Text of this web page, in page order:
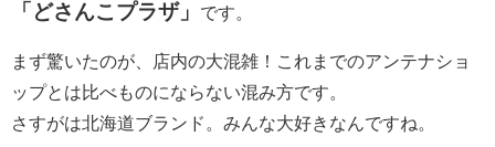
「どさんこプラザ」 です。
まず驚いたのが、店内の大混雑！これまでのアンテナショ
ップとは比べものにならない混み方です。
さすがは北海道ブランド。みんな大好きなんですね。